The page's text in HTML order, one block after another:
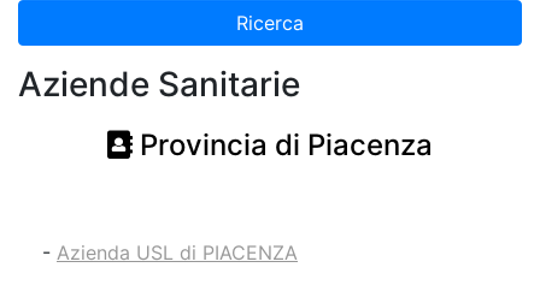
Ricerca
Aziende Sanitarie
Provincia di Piacenza
- Azienda USL di PIACENZA